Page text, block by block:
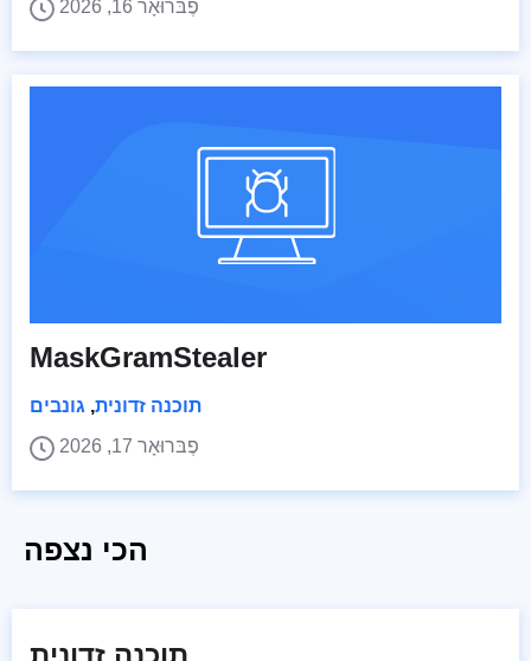
פֶבּרוּאָר 16, 2026
MaskGramStealer
תוכנה זדונית, גונבים
פֶבּרוּאָר 17, 2026
הכי נצפה
תוכנה זדונית